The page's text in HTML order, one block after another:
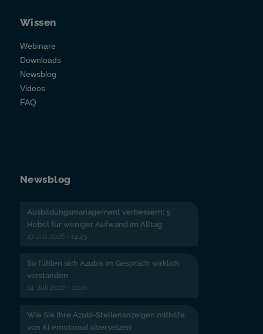
Wissen
Webinare
Downloads
Newsblog
Videos
FAQ
Newsblog
Ausbildungsmanagement verbessern: 5
Hebel für weniger Aufwand im Alltag
27. Juli 2026 - 14:45
So fühlen sich Azubis im Gespräch wirklich
verstanden
14. Juli 2026 - 11:00
Wie Sie Ihre Azubi-Stellenanzeigen mithilfe
von KI emotional übersetzen